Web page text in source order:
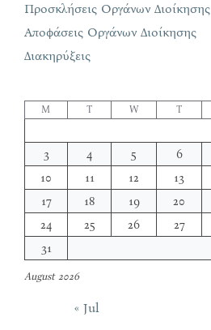
Προσκλήσεις Οργάνων Διοίκησης
Αποφάσεις Οργάνων Διοίκησης
Διακηρύξεις
August 2026
M T W T
3
4 5 6
10
11 12 13
17
18 19 20
24
25 26 27
31
« Jul